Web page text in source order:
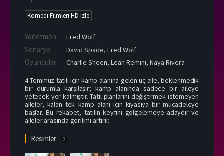
Komedi Filmleri HD izle
Yönetmen Fred Wolf
Senaryo David Spade, Fred Wolf
Oyuncular Charlie Sheen, Leah Remini, Naya Rivera
4 Temmuz tatili için kamp alanına gelen üç aile, beklenmedik
bir durumla karşılaşır; kamp alanında sadece bir aileye
yetecek yer kalmıştır. Tatil planlarını değiştirmek istemeyen
aileler, kalan tek kamp alanı için kıyasıya bir mücadeleye
başlar. Bu rekabet, tatilin keyfini gölgelemeye adaydır ve
aileler arasında gerilimi artırır.
Resimler 2